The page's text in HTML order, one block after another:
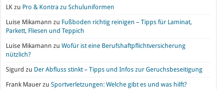
LK zu Pro & Kontra zu Schuluniformen
Luise Mikamann zu Fußboden richtig reinigen – Tipps für Laminat,
Parkett, Fliesen und Teppich
Luise Mikamann zuWofür ist eine Berufshaftpflichtversicherung
nützlich?
Sigurd zu Der Abfluss stinkt – Tipps und Infos zur Geruchsbeseitigung
Frank Mauer zuSportverletzungen: Welche gibt es und was hilft?